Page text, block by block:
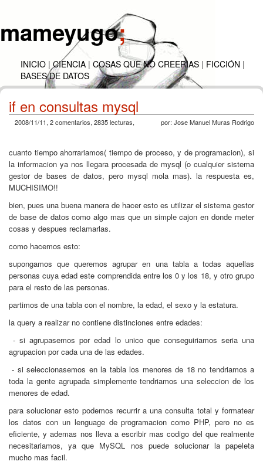
mameyugo;
INICIO | CIENCIA | COSAS QUE NO CREERIAS | FICCIÓN |
BASES DE DATOS
if en consultas mysql
2008/11/11, 2 comentarios, 2835 lecturas, por: Jose Manuel Muras Rodrigo
cuanto tiempo ahorrariamos( tiempo de proceso, y de programacion), si
la informacion ya nos llegara procesada de mysql (o cualquier sistema
gestor de bases de datos, pero mysql mola mas). la respuesta es,
MUCHISIMO!!
bien, pues una buena manera de hacer esto es utilizar el sistema gestor
de base de datos como algo mas que un simple cajon en donde meter
cosas y despues reclamarlas.
como hacemos esto:
supongamos que queremos agrupar en una tabla a todas aquellas
personas cuya edad este comprendida entre los 0 y los 18, y otro grupo
para el resto de las personas.
partimos de una tabla con el nombre, la edad, el sexo y la estatura.
la query a realizar no contiene distinciones entre edades:
- si agrupasemos por edad lo unico que conseguiriamos seria una
agrupacion por cada una de las edades.
- si seleccionasemos en la tabla los menores de 18 no tendriamos a
toda la gente agrupada simplemente tendriamos una seleccion de los
menores de edad.
para solucionar esto podemos recurrir a una consulta total y formatear
los datos con un lenguage de programacion como PHP, pero no es
eficiente, y ademas nos lleva a escribir mas codigo del que realmente
necesitariamos, ya que MySQL nos puede solucionar la papeleta
mucho mas facil.